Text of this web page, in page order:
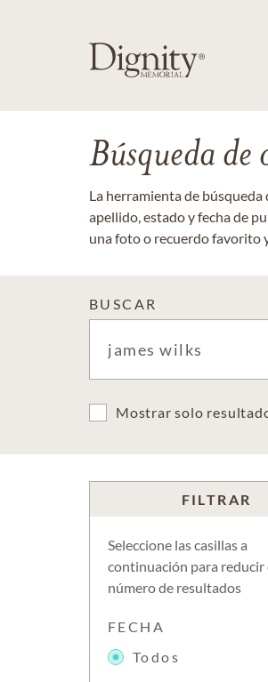
Búsqueda
La herramienta de
apellido, estado y fecha de
una foto o recuerdo favorito
BUSCAR
Mostrar solo
FILTRAR
Seleccione las casillas a
continuación para reducir
número de resultados
FECHA
Todos